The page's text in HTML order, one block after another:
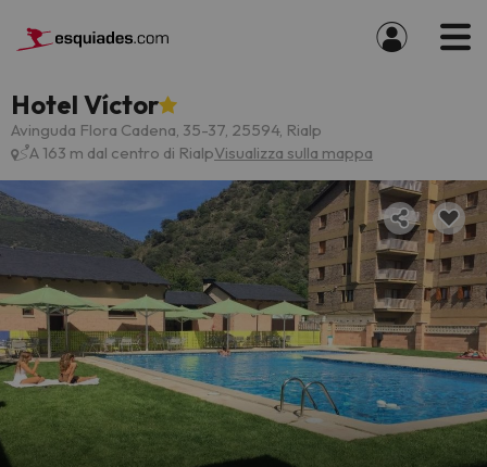
Hotel Víctor
Avinguda Flora Cadena, 35-37, 25594, Rialp
A 163 m dal centro di RialpVisualizza sulla mappa